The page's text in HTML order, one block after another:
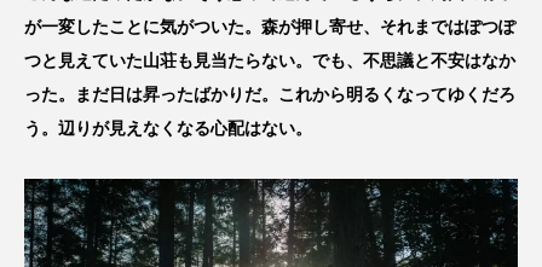
が一変したことに気がついた。森が押し寄せ、それまではぽつぽ
つと見えていた山荘も見当たらない。でも、不思議と不安はなか
った。まだ日は昇ったばかりだ。これから明るくなってゆくだろ
う。辺りが見えなくなる心配はない。